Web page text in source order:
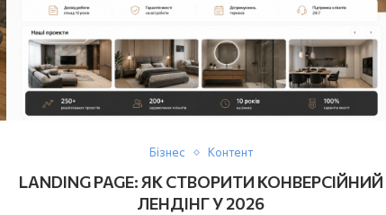
Бізнес Контент
LANDING PAGE: ЯК СТВОРИТИ КОНВЕРСІЙНИЙ
ЛЕНДІНГ У 2026